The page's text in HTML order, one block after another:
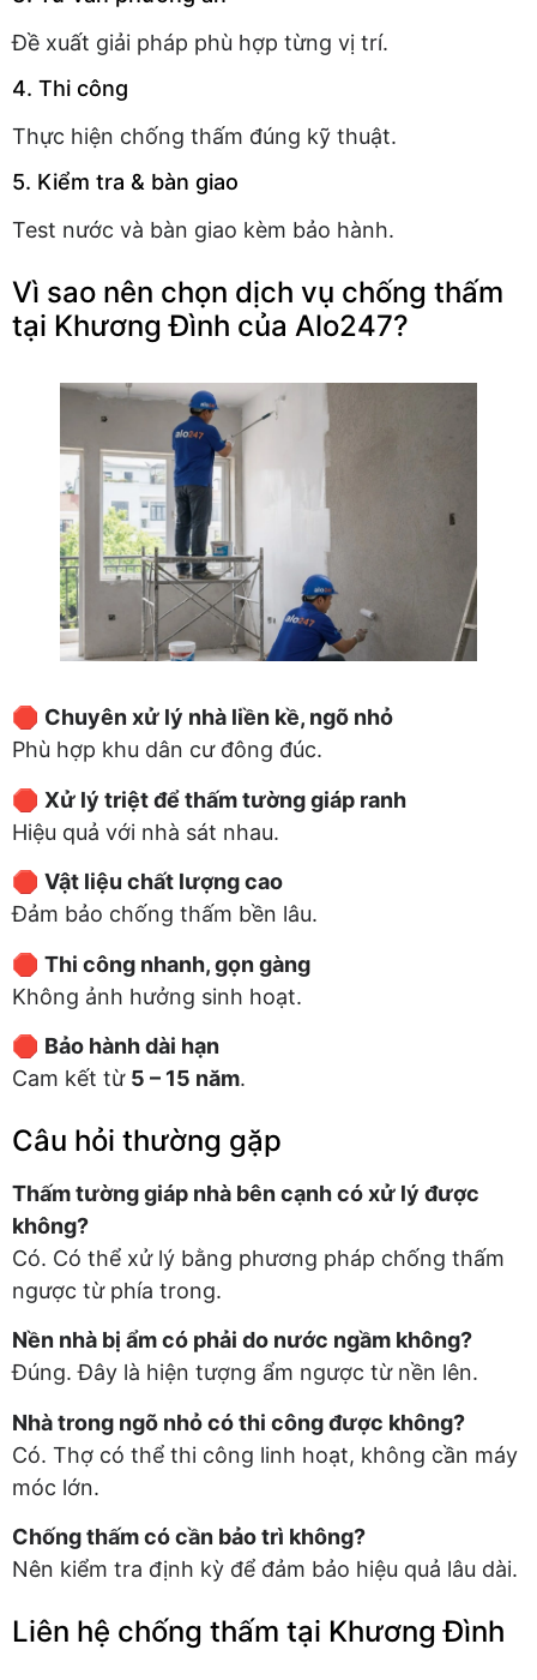
Đề xuất giải pháp phù hợp từng vị trí.
4. Thi công
Thực hiện chống thấm đúng kỹ thuật.
5. Kiểm tra & bàn giao
Test nước và bàn giao kèm bảo hành.
Vì sao nên chọn dịch vụ chống thấm
tại Khương Đình của Alo247?
🛑 Chuyên xử lý nhà liền kề, ngõ nhỏ
Phù hợp khu dân cư đông đúc.
🛑 Xử lý triệt để thấm tường giáp ranh
Hiệu quả với nhà sát nhau.
🛑 Vật liệu chất lượng cao
Đảm bảo chống thấm bền lâu.
🛑 Thi công nhanh, gọn gàng
Không ảnh hưởng sinh hoạt.
🛑 Bảo hành dài hạn
Cam kết từ 5 – 15 năm.
Câu hỏi thường gặp
Thấm tường giáp nhà bên cạnh có xử lý được
không?
Có. Có thể xử lý bằng phương pháp chống thấm
ngược từ phía trong.
Nền nhà bị ẩm có phải do nước ngầm không?
Đúng. Đây là hiện tượng ẩm ngược từ nền lên.
Nhà trong ngõ nhỏ có thi công được không?
Có. Thợ có thể thi công linh hoạt, không cần máy
móc lớn.
Chống thấm có cần bảo trì không?
Nên kiểm tra định kỳ để đảm bảo hiệu quả lâu dài.
Liên hệ chống thấm tại Khương Đình